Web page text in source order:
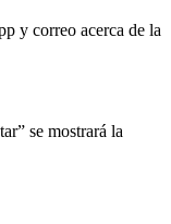
y correo acerca de la
se mostrará la